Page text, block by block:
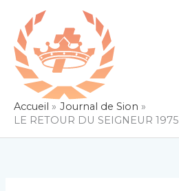
contenu
Accueil
Journal de Sion
LE RETOUR DU SEIGNEUR 1975